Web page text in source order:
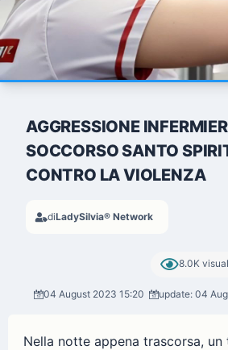
AGGRESSIONE
SOCCORSO SANTO
CONTRO LA VIOLENZA
diLadySilvia® Network
8.0K
04 August 2023 15:20 update: 04
Nella notte appena trascorsa,